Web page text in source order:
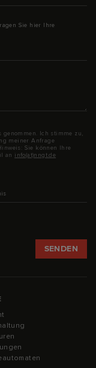
Sie hier Ihre
genommen. Ich stimme zu,
meiner Anfrage
Sie können Ihre
an info(at)nngt.de